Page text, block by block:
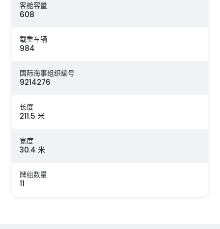
客舱容量
608
载重车辆
984
国际海事组织编号
9214276
长度
211.5 米
宽度
30.4 米
牌组数量
11